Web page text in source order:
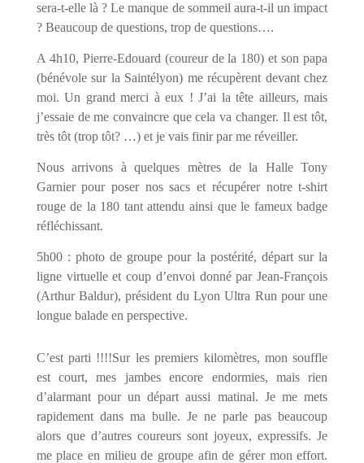
sera-t-elle là ? Le manque de sommeil aura-t-il un impact
? Beaucoup de questions, trop de questions….
A 4h10, Pierre-Edouard (coureur de la 180) et son papa
(bénévole sur la Saintélyon) me récupèrent devant chez
moi. Un grand merci à eux ! J’ai la tête ailleurs, mais
j’essaie de me convaincre que cela va changer. Il est tôt,
très tôt (trop tôt? …) et je vais finir par me réveiller.
Nous arrivons à quelques mètres de la Halle Tony
Garnier pour poser nos sacs et récupérer notre t-shirt
rouge de la 180 tant attendu ainsi que le fameux badge
réfléchissant.
5h00 : photo de groupe pour la postérité, départ sur la
ligne virtuelle et coup d’envoi donné par Jean-François
(Arthur Baldur), président du Lyon Ultra Run pour une
longue balade en perspective.
C’est parti !!!!Sur les premiers kilomètres, mon souffle
est court, mes jambes encore endormies, mais rien
d’alarmant pour un départ aussi matinal. Je me mets
rapidement dans ma bulle. Je ne parle pas beaucoup
alors que d’autres coureurs sont joyeux, expressifs. Je
me place en milieu de groupe afin de gérer mon effort.